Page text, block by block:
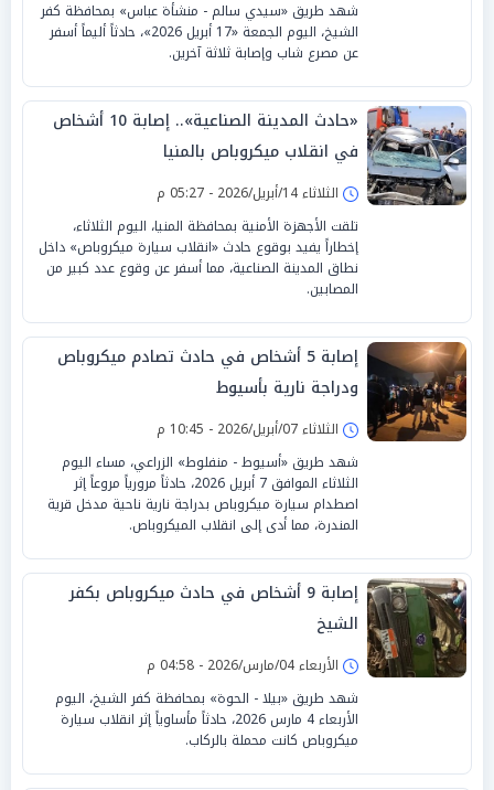
شهد طريق «سيدي سالم - منشأة عباس» بمحافظة كفر
الشيخ، اليوم الجمعة «17 أبريل 2026»، حادثاً أليماً أسفر
عن مصرع شاب وإصابة ثلاثة آخرين.
«حادث المدينة الصناعية».. إصابة 10 أشخاص
في انقلاب ميكروباص بالمنيا
الثلاثاء 14/أبريل/2026 - 05:27 م
تلقت الأجهزة الأمنية بمحافظة المنيا، اليوم الثلاثاء،
إخطاراً يفيد بوقوع حادث «انقلاب سيارة ميكروباص» داخل
نطاق المدينة الصناعية، مما أسفر عن وقوع عدد كبير من
المصابين.
إصابة 5 أشخاص في حادث تصادم ميكروباص
ودراجة نارية بأسيوط
الثلاثاء 07/أبريل/2026 - 10:45 م
شهد طريق «أسيوط - منفلوط» الزراعي، مساء اليوم
الثلاثاء الموافق 7 أبريل 2026، حادثاً مرورياً مروعاً إثر
اصطدام سيارة ميكروباص بدراجة نارية ناحية مدخل قرية
المندرة، مما أدى إلى انقلاب الميكروباص.
إصابة 9 أشخاص في حادث ميكروباص بكفر
الشيخ
الأربعاء 04/مارس/2026 - 04:58 م
شهد طريق «بيلا - الحوة» بمحافظة كفر الشيخ، اليوم
الأربعاء 4 مارس 2026، حادثاً مأساوياً إثر انقلاب سيارة
ميكروباص كانت محملة بالركاب.